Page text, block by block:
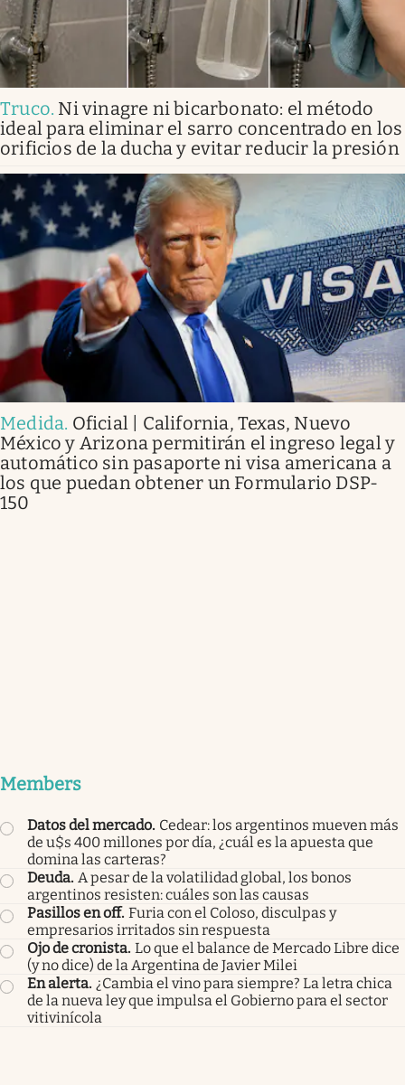
Truco. Ni vinagre ni bicarbonato: el método
ideal para eliminar el sarro concentrado en los
orificios de la ducha y evitar reducir la presión
Medida. Oficial | California, Texas, Nuevo
México y Arizona permitirán el ingreso legal y
automático sin pasaporte ni visa americana a
los que puedan obtener un Formulario DSP-
150
Members
Datos del mercado. Cedear: los argentinos mueven más
de u$s 400 millones por día, ¿cuál es la apuesta que
domina las carteras?
Deuda. A pesar de la volatilidad global, los bonos
argentinos resisten: cuáles son las causas
Pasillos en off. Furia con el Coloso, disculpas y
empresarios irritados sin respuesta
Ojo de cronista. Lo que el balance de Mercado Libre dice
(y no dice) de la Argentina de Javier Milei
En alerta. ¿Cambia el vino para siempre? La letra chica
de la nueva ley que impulsa el Gobierno para el sector
vitivinícola